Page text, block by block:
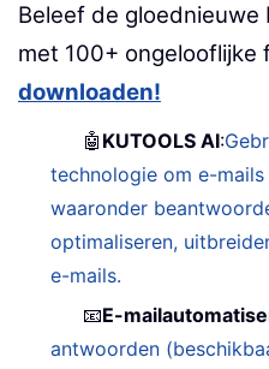
Beleef de gloednieuwe
met 100+ ongelooflijke
downloaden!
🤖 KUTOOLS AI:
technologie om e-
waaronder
optimaliseren,
e-mails.
📧E-
antwoorden